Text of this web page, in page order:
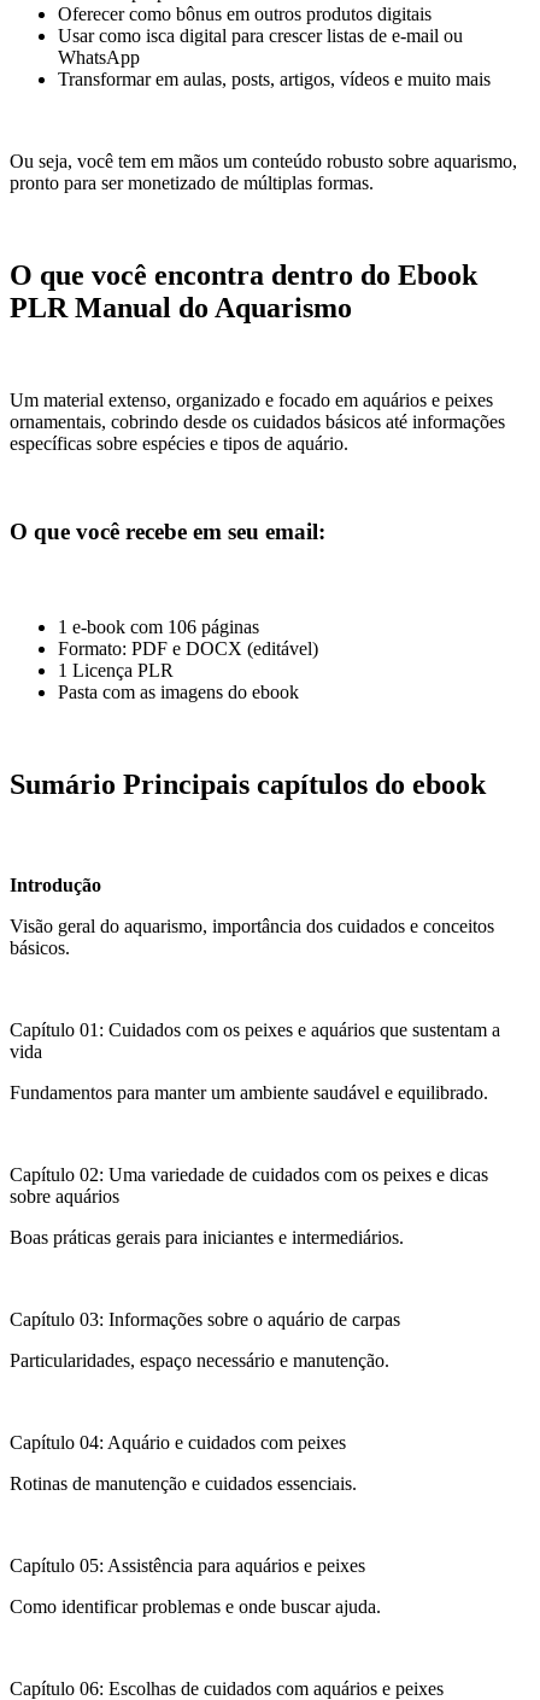
Oferecer como bônus em outros produtos digitais
Usar como isca digital para crescer listas de e-mail ou
WhatsApp
Transformar em aulas, posts, artigos, vídeos e muito mais
Ou seja, você tem em mãos um conteúdo robusto sobre aquarismo,
pronto para ser monetizado de múltiplas formas.
O que você encontra dentro do Ebook
PLR Manual do Aquarismo
Um material extenso, organizado e focado em aquários e peixes
ornamentais, cobrindo desde os cuidados básicos até informações
específicas sobre espécies e tipos de aquário.
O que você recebe em seu email:
1 e-book com 106 páginas
Formato: PDF e DOCX (editável)
1 Licença PLR
Pasta com as imagens do ebook
Sumário Principais capítulos do ebook
Introdução
Visão geral do aquarismo, importância dos cuidados e conceitos
básicos.
Capítulo 01: Cuidados com os peixes e aquários que sustentam a
vida
Fundamentos para manter um ambiente saudável e equilibrado.
Capítulo 02: Uma variedade de cuidados com os peixes e dicas
sobre aquários
Boas práticas gerais para iniciantes e intermediários.
Capítulo 03: Informações sobre o aquário de carpas
Particularidades, espaço necessário e manutenção.
Capítulo 04: Aquário e cuidados com peixes
Rotinas de manutenção e cuidados essenciais.
Capítulo 05: Assistência para aquários e peixes
Como identificar problemas e onde buscar ajuda.
Capítulo 06: Escolhas de cuidados com aquários e peixes